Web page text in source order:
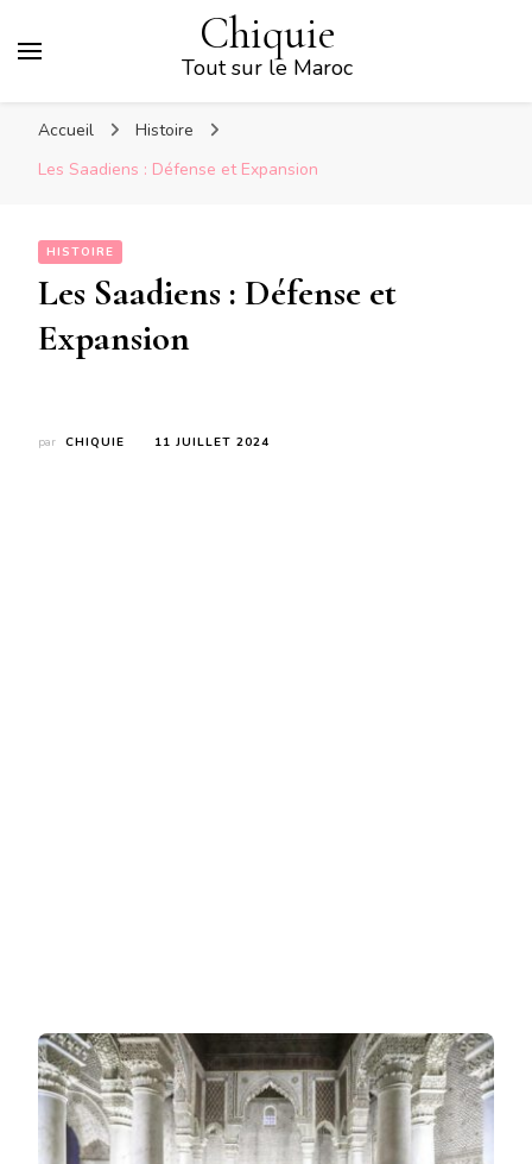
Chiquie
Tout sur le Maroc
Accueil
Histoire
Les Saadiens : Défense et Expansion
HISTOIRE
Les Saadiens : Défense et
Expansion
par CHIQUIE 11 JUILLET 2024